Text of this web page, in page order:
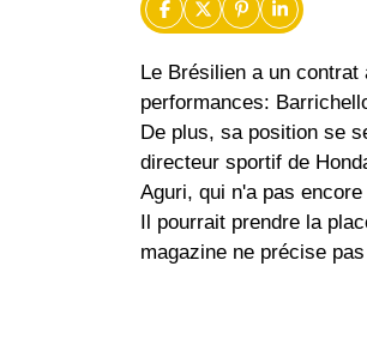
Le Brésilien a un
performances:
De plus, sa position se
directeur sportif de
Aguri, qui n'a pas
Il pourrait prendre la
magazine ne précise